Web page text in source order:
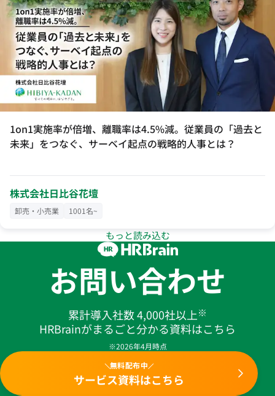
1on1実施率が倍増、離職率は4.5%減。従業員の「過去と
未来」をつなぐ、サーベイ起点の戦略的人事とは？
株式会社日比谷花壇
卸売・小売業 1001名~
もっと読み込む
お問い合わせ
累計導入社数 4,000社以上※
HRBrainがまるごと分かる資料はこちら
※2026年4月時点
無料配布中
サービス資料はこちら